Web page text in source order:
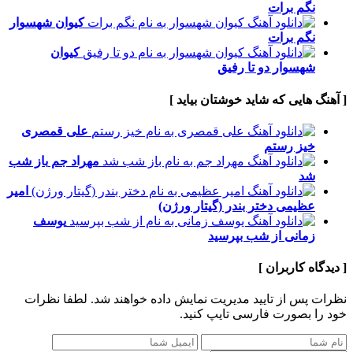
نگم برات
کیوان شهسوار
نگم برات
کیوان
شهسوار دو تا رفیق
[ آهنگ هایی که شاید خوشتان بیاید ]
علی قمصری
خیز رستم
مهراد جم باز شب
شد
امیر
عظیمی دختر بندر (گیتار ورژن)
یوسف
زمانی از شب بپرسید
[ دیدگاه کاربران ]
نظرات پس از تایید مدیریت نمایش داده خواهند شد. لطفا نظرات
خود را بصورت فارسی تایپ کنید.